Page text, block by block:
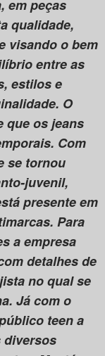
em peças
qualidade,
visando o bem
entre as
estilos e
O
que os jeans
Com
se tornou
juvenil,
presente em
Para
a empresa
detalhes de
no qual se
Já com o
teen a
diversos